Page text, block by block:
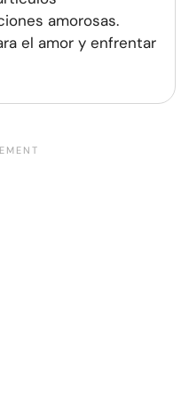
amorosas.
el amor y enfrentar